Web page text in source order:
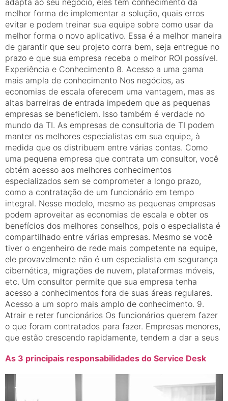
adapta ao seu negócio, eles têm conhecimento da
melhor forma de implementar a solução, quais erros
evitar e podem treinar sua equipe sobre como usar da
melhor forma o novo aplicativo. Essa é a melhor maneira
de garantir que seu projeto corra bem, seja entregue no
prazo e que sua empresa receba o melhor ROI possível.
Experiência e Conhecimento 8. Acesso a uma gama
mais ampla de conhecimento Nos negócios, as
economias de escala oferecem uma vantagem, mas as
altas barreiras de entrada impedem que as pequenas
empresas se beneficiem. Isso também é verdade no
mundo da TI. As empresas de consultoria de TI podem
manter os melhores especialistas em sua equipe, à
medida que os distribuem entre várias contas. Como
uma pequena empresa que contrata um consultor, você
obtém acesso aos melhores conhecimentos
especializados sem se comprometer a longo prazo,
como a contratação de um funcionário em tempo
integral. Nesse modelo, mesmo as pequenas empresas
podem aproveitar as economias de escala e obter os
benefícios dos melhores conselhos, pois o especialista é
compartilhado entre várias empresas. Mesmo se você
tiver o engenheiro de rede mais competente na equipe,
ele provavelmente não é um especialista em segurança
cibernética, migrações de nuvem, plataformas móveis,
etc. Um consultor permite que sua empresa tenha
acesso a conhecimentos fora de suas áreas regulares.
Acesso a um sopro mais amplo de conhecimento. 9.
Atrair e reter funcionários Os funcionários querem fazer
o que foram contratados para fazer. Empresas menores,
que estão crescendo rapidamente, tendem a dar a seus
As 3 principais responsabilidades do Service Desk